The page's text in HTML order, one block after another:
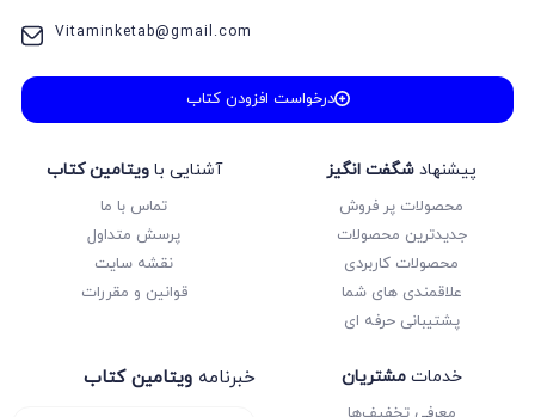
پیشنهاد شگفت انگیز
محصولات پر فروش
جدیدترین محصولات
محصولات کاربردی
علاقمندی های شما
پشتیبانی حرفه ای
آشنایی باویتامین کتاب
تماس با ما
پرسش متداول
نقشه سایت
قوانین و مقررات
خدماتمشتریان
Vitaminketab@gmail.com
درخواست افزودن کتاب
خبرنامه ویتامین کتاب